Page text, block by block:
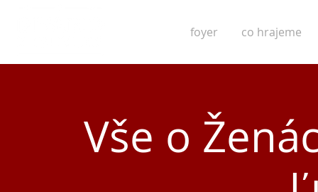
foyer co hrajeme
Vše o